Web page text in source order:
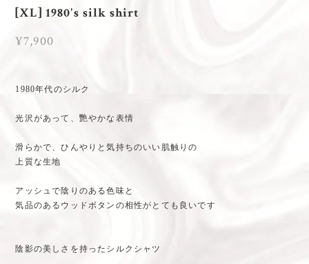
[XL] 1980's silk shirt
¥7,900
1980年代のシルク
光沢があって、艷やかな表情
滑らかで、ひんやりと気持ちのいい肌触りの
上質な生地
アッシュで陰りのある色味と
気品のあるウッドボタンの相性がとても良いです
陰影の美しさを持ったシルクシャツ